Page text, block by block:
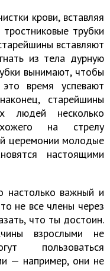
крови, вставляя
трубки
вставляют
из тела дурную
вынимают, чтобы
время успевают
старейшины
людей несколько
на стрелу
церемонии молодые
настоящими
настолько важный и
не все члены через
что ты достоин.
взрослыми не
пользоваться
— например, они не